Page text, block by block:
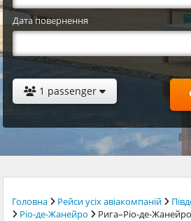
Дата повернення
1 passenger
Головна Рейси усіх авіакомпаній
Ріо-де-Жанейро
Рига–Ріо-де-Жанейро